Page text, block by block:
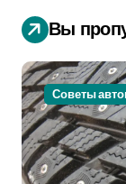
Вы
Советы